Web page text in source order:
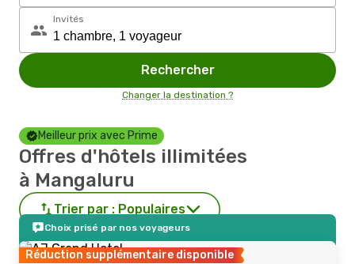
Invités
Rechercher
Changer la destination ?
Meilleur prix avec Prime
Offres d'hôtels illimitées
à Mangaluru
Trier par : Populaires
Choix prisé par nos voyageurs
Réduction supplémentaire disponible